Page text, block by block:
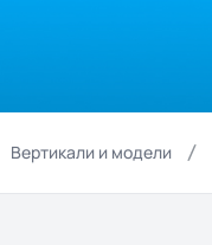
Вертикали и модели